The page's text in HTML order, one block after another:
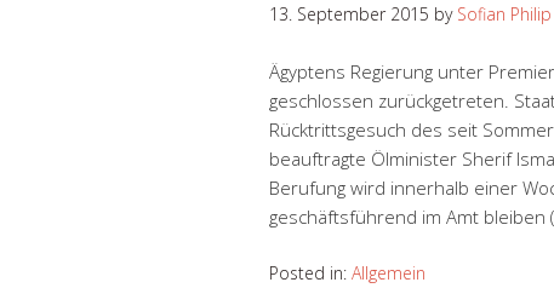
13. September 2015 by Sofian
Ägyptens Regierung unter
geschlossen zurückgetreten.
Rücktrittsgesuch des seit
beauftragte Ölminister Sherif
Berufung wird innerhalb einer
geschäftsführend im Amt bleiben
Posted in: Allgemein